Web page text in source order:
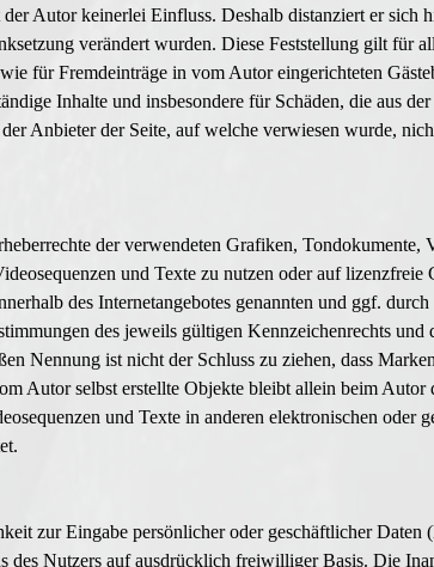
Autor keinerlei Einfluss. Deshalb distanziert er sich
verändert wurden. Diese Feststellung gilt für
für Fremdeinträge in vom Autor eingerichteten
Inhalte und insbesondere für Schäden, die aus
Anbieter der Seite, auf welche verwiesen wurde,
der verwendeten Grafiken, Tondokumente,
und Texte zu nutzen oder auf lizenzfreie
des Internetangebotes genannten und ggf.
des jeweils gültigen Kennzeichenrechts und
Nennung ist nicht der Schluss zu ziehen, dass
Autor selbst erstellte Objekte bleibt allein beim
und Texte in anderen elektronischen oder
zur Eingabe persönlicher oder geschäftlicher Daten
des Nutzers auf ausdrücklich freiwilliger Basis. Die